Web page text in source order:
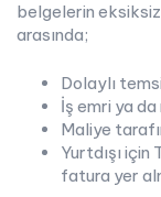
belgelerin
arasında;
Dolaylı
İş emri ya
Maliye
Yurtdışı
fatura yer